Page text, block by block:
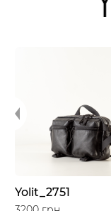
Yolit_2751